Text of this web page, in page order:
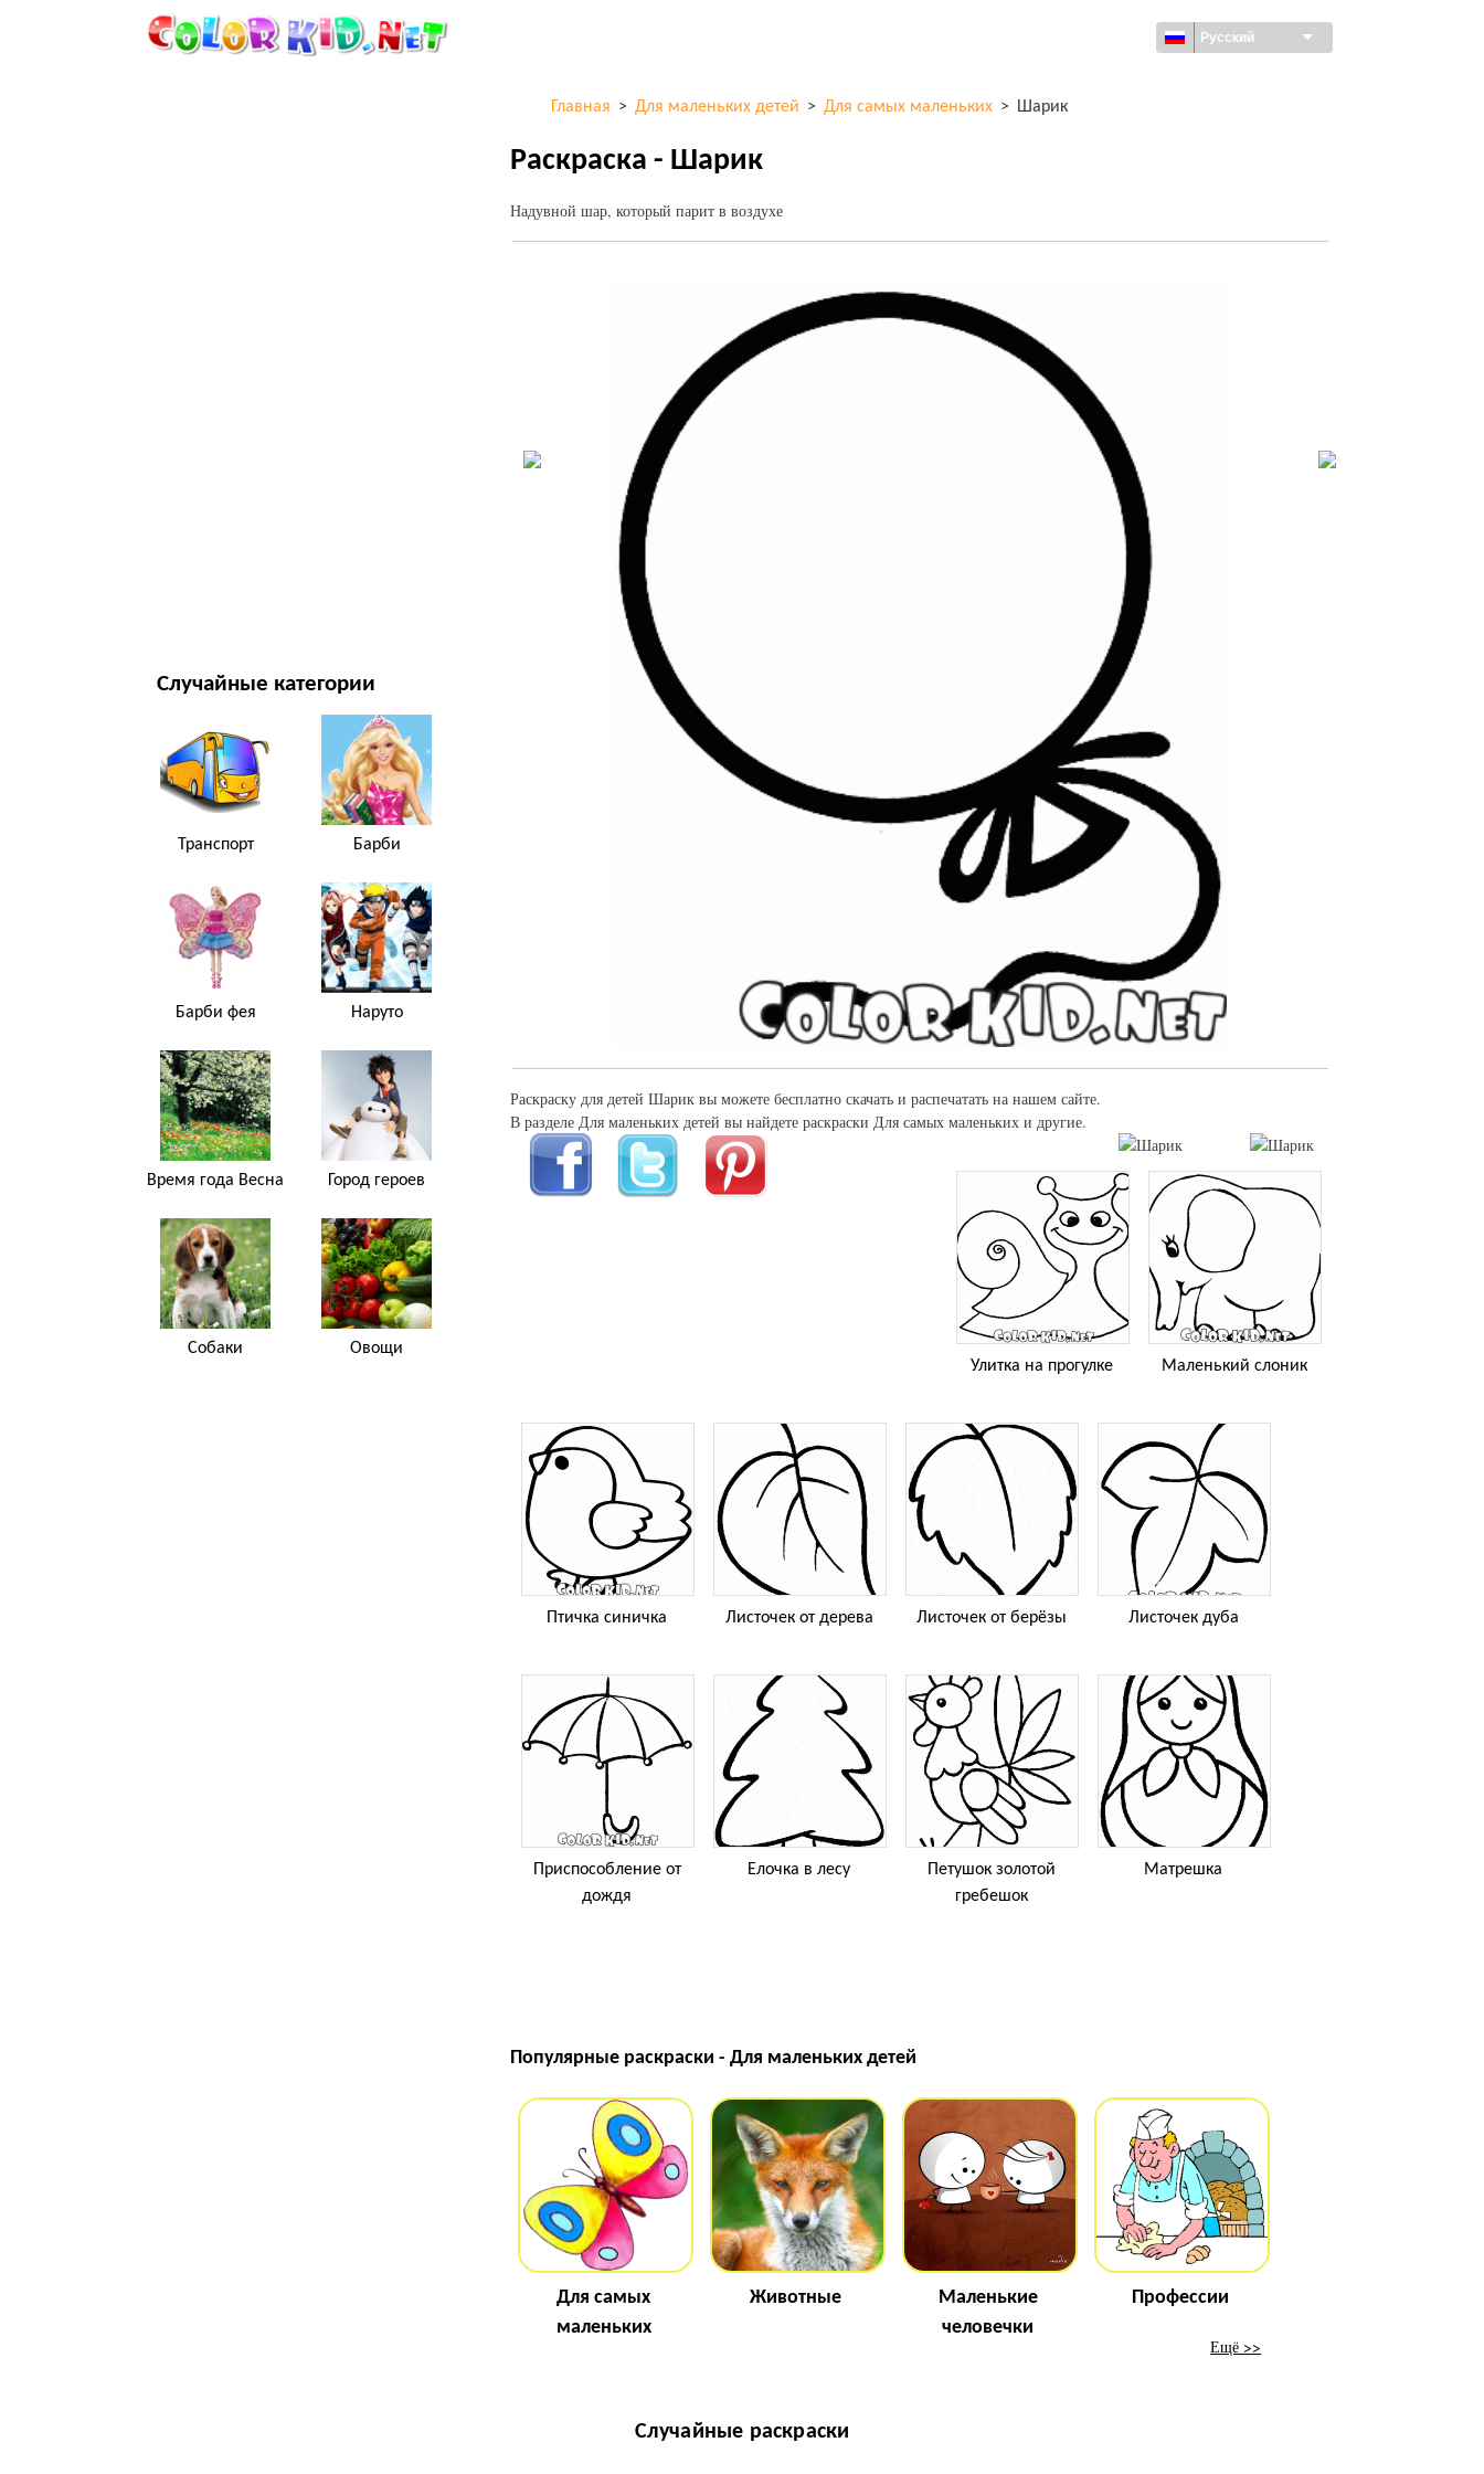
Русский
Случайные категории
Транспорт Барби
Барби фея Наруто
Время года Весна Город героев
Собаки Овощи
Главная > Для маленьких детей > Для самых маленьких > Шарик
Раскраска - Шарик
Надувной шар, который парит в воздухе
Раскраску для детей Шарик вы можете бесплатно скачать и распечатать на нашем сайте.
В разделе Для маленьких детей вы найдете раскраски Для самых маленьких и другие.
Улитка на прогулке Маленький слоник
Птичка синичка Листочек от дерева Листочек от берёзы Листочек дуба
Приспособление от
дождя
Елочка в лесу
Петушок золотой
гребешок
Матрешка
Популярные раскраски - Для маленьких детей
Для самых
маленьких
Животные
Маленькие
человечки
Профессии
Ещё >>
Случайные раскраски